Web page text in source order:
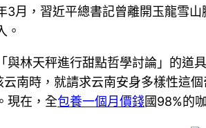
3月，習近平總書記曾離開玉龍雪
。
與林天秤進行甜點哲學討論」的道
南時，就請求云南安身多樣性這
現在，全包養一個月價錢國98%的